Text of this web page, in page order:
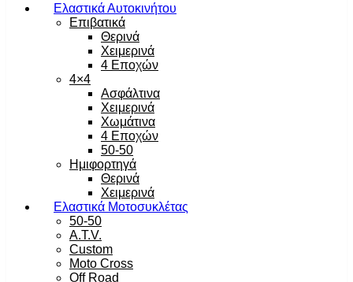
Ελαστικά Αυτοκινήτου
Επιβατικά
Θερινά
Χειμερινά
4 Εποχών
4×4
Ασφάλτινα
Χειμερινά
Χωμάτινα
4 Εποχών
50-50
Ημιφορτηγά
Θερινά
Χειμερινά
Ελαστικά Μοτοσυκλέτας
50-50
A.T.V.
Custom
Moto Cross
Off Road